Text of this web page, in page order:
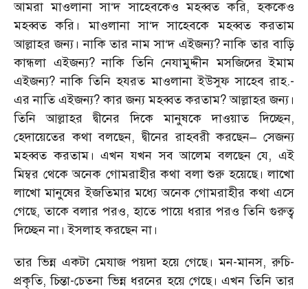
আমরা মাওলানা সা‘দ সাহেবকেও মহব্বত করি, হককেও
মহব্বত করি। মাওলানা সা‘দ সাহেবকে মহব্বত করতাম
আল্লাহর জন্য। নাকি তার নাম সা‘দ এইজন্য? নাকি তার বাড়ি
কান্ধলা এইজন্য? নাকি তিনি নেযামুদ্দীন মসজিদের ইমাম
এইজন্য? নাকি তিনি হযরত মাওলানা ইউসুফ সাহেব রাহ.-
এর নাতি এইজন্য? কার জন্য মহব্বত করতাম? আল্লাহর জন্য।
তিনি আল্লাহর দ্বীনের দিকে মানুষকে দাওয়াত দিচ্ছেন,
হেদায়েতের কথা বলছেন, দ্বীনের রাহবরী করছেন– সেজন্য
মহব্বত করতাম। এখন যখন সব আলেম বলছেন যে, এই
মিম্বর থেকে অনেক গোমরাহীর কথা বলা শুরু হয়েছে। লাখো
লাখো মানুষের ইজতিমার মধ্যে অনেক গোমরাহীর কথা এসে
গেছে, তাকে বলার পরও, হাতে পায়ে ধরার পরও তিনি গুরুত্ব
দিচ্ছেন না। ইসলাহ করছেন না।
তার ভিন্ন একটা মেযাজ পয়দা হয়ে গেছে। মন-মানস, রুচি-
প্রকৃতি, চিন্তা-চেতনা ভিন্ন ধরনের হয়ে গেছে। এখন তিনি তার